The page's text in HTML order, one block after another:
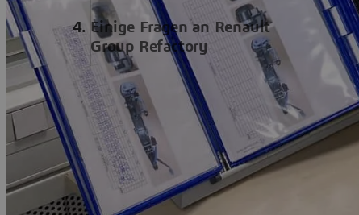
Einige Fragen an Renault
Group Refactory